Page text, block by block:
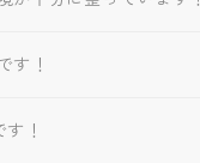
す！
！